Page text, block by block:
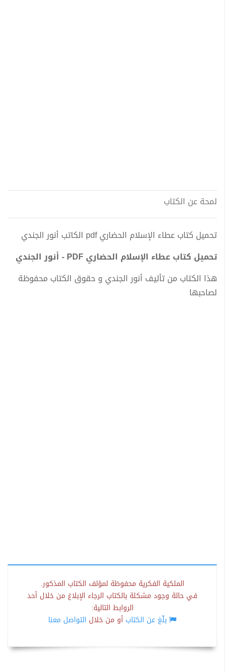
لمحة عن الكتاب
تحميل كتاب عطاء الإسلام الحضاري pdf الكاتب أنور الجندي
تحميل كتاب عطاء الإسلام الحضاري PDF - أنور الجندي
هذا الكتاب من تأليف أنور الجندي و حقوق الكتاب محفوظة
لصاحبها
الملكية الفكرية محفوظة لمؤلف الكتاب المذكور.
في حالة وجود مشكلة بالكتاب الرجاء الإبلاغ من خلال أحد
الروابط التالية:
بلّغ عن الكتاب أو من خلال التواصل معنا